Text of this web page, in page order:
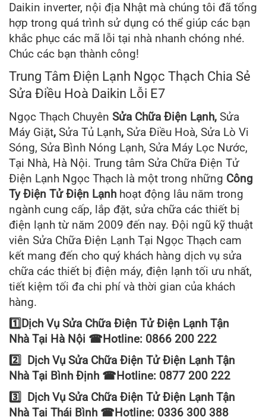
Daikin inverter, nội địa Nhật mà chúng tôi đã tổng
hợp trong quá trình sử dụng có thể giúp các bạn
khắc phục các mã lỗi tại nhà nhanh chóng nhé.
Chúc các bạn thành công!
Trung Tâm Điện Lạnh Ngọc Thạch Chia Sẻ
Sửa Điều Hoà Daikin Lỗi E7
Ngọc Thạch Chuyên Sửa Chữa Điện Lạnh, Sửa
Máy Giặt, Sửa Tủ Lạnh, Sửa Điều Hoà, Sửa Lò Vi
Sóng, Sửa Bình Nóng Lạnh, Sửa Máy Lọc Nước,
Tại Nhà, Hà Nội. Trung tâm Sửa Chữa Điện Tử
Điện Lạnh Ngọc Thạch là một trong những Công
Ty Điện Tử Điện Lạnh hoạt động lâu năm trong
ngành cung cấp, lắp đặt, sửa chữa các thiết bị
điện lạnh từ năm 2009 đến nay. Đội ngũ kỹ thuật
viên Sửa Chữa Điện Lạnh Tại Ngọc Thạch cam
kết mang đến cho quý khách hàng dịch vụ sửa
chữa các thiết bị điện máy, điện lạnh tối ưu nhất,
tiết kiệm tối đa chi phí và thời gian của khách
hàng.
1️ Dịch Vụ Sửa Chữa Điện Tử Điện Lạnh Tận
Nhà Tại Hà Nội ☎Hotline: 0866 200 222
2️ Dịch Vụ Sửa Chữa Điện Tử Điện Lạnh Tận
Nhà Tại Bình Định ☎Hotline: 0877 200 222
3️ Dịch Vụ Sửa Chữa Điện Tử Điện Lạnh Tận
Nhà Tại Thái Bình ☎Hotline: 0336 300 388